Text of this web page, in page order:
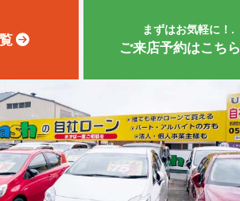
まずはお気軽に！.
ご来店予約はこちら